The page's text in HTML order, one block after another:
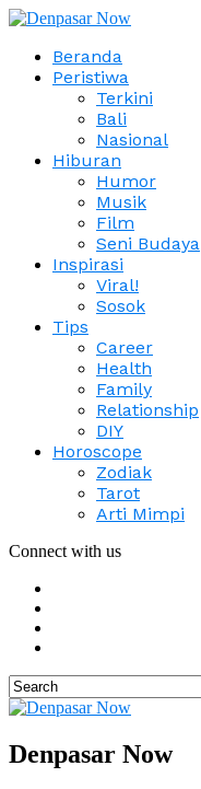
Beranda
Peristiwa
Terkini
Bali
Nasional
Hiburan
Humor
Musik
Film
Seni Budaya
Inspirasi
Viral!
Sosok
Tips
Career
Health
Family
Relationship
DIY
Horoscope
Zodiak
Tarot
Arti Mimpi
Connect with us
Denpasar Now